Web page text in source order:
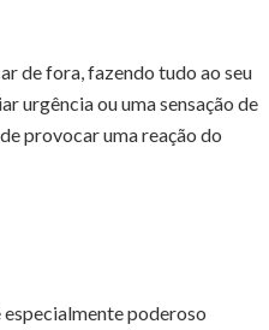
de fora, fazendo tudo ao seu
urgência ou uma sensação de
provocar uma reação do
poderoso